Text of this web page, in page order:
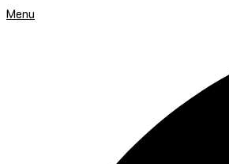
Menu